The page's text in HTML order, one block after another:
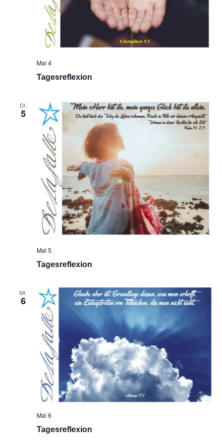
Tagesreflexion
Mai 4
DI.
5
Tagesreflexion
Mai 5
MI.
6
Tagesreflexion
Mai 6